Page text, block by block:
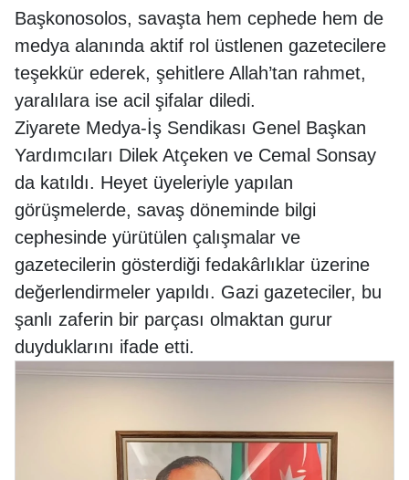
Başkonosolos, savaşta hem cephede hem de
medya alanında aktif rol üstlenen gazetecilere
teşekkür ederek, şehitlere Allah’tan rahmet,
yaralılara ise acil şifalar diledi.
Ziyarete Medya-İş Sendikası Genel Başkan
Yardımcıları Dilek Atçeken ve Cemal Sonsay
da katıldı. Heyet üyeleriyle yapılan
görüşmelerde, savaş döneminde bilgi
cephesinde yürütülen çalışmalar ve
gazetecilerin gösterdiği fedakârlıklar üzerine
değerlendirmeler yapıldı. Gazi gazeteciler, bu
şanlı zaferin bir parçası olmaktan gurur
duyduklarını ifade etti.